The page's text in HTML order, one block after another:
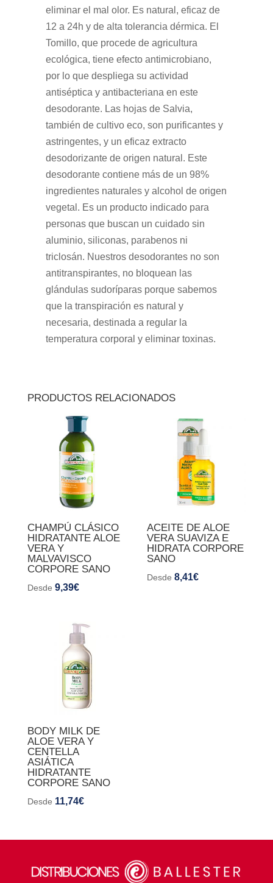
eliminar el mal olor. Es natural, eficaz de
12 a 24h y de alta tolerancia dérmica. El
Tomillo, que procede de agricultura
ecológica, tiene efecto antimicrobiano,
por lo que despliega su actividad
antiséptica y antibacteriana en este
desodorante. Las hojas de Salvia,
también de cultivo eco, son purificantes y
astringentes, y un eficaz extracto
desodorizante de origen natural. Este
desodorante contiene más de un 98%
ingredientes naturales y alcohol de origen
vegetal. Es un producto indicado para
personas que buscan un cuidado sin
aluminio, siliconas, parabenos ni
triclosán. Nuestros desodorantes no son
antitranspirantes, no bloquean las
glándulas sudoríparas porque sabemos
que la transpiración es natural y
necesaria, destinada a regular la
temperatura corporal y eliminar toxinas.
PRODUCTOS RELACIONADOS
CHAMPÚ CLÁSICO
HIDRATANTE ALOE
VERA Y
MALVAVISCO
CORPORE SANO
Desde 9,39€
ACEITE DE ALOE
VERA SUAVIZA E
HIDRATA CORPORE
SANO
Desde8,41€
BODY MILK DE
ALOE VERA Y
CENTELLA
ASIÁTICA
HIDRATANTE
CORPORE SANO
Desde 11,74€